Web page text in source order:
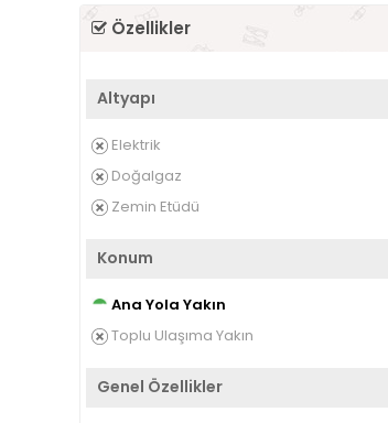
Özellikler
Altyapı
Elektrik
Doğalgaz
Zemin Etüdü
Konum
Ana Yola Yakın
Toplu Ulaşıma Yakın
Genel Özellikler